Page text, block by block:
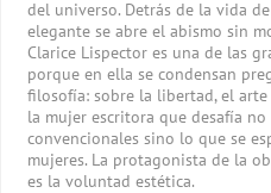
del universo. Detrás de la vida
elegante se abre el abismo sin
Clarice Lispector es una de las
porque en ella se condensan
filosofía: sobre la libertad, el
la mujer escritora que desafía
convencionales sino lo que se
mujeres. La protagonista de la
es la voluntad estética.